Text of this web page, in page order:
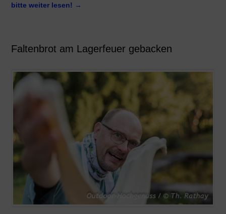
bitte weiter lesen! →
Faltenbrot am Lagerfeuer gebacken